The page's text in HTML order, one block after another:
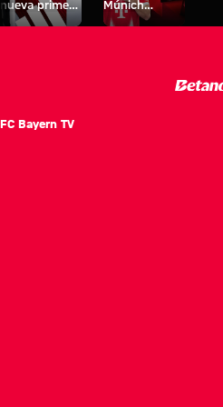
nueva primera
equipación
Múnich
Tarjetas de
FC Bayern TV